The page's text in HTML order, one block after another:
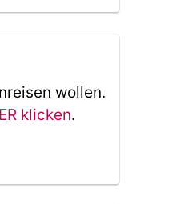
wollen.
klicken.